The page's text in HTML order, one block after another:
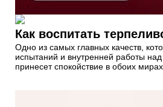
Как воспитать
Одно из самых главных качеств,
испытаний и внутренней работы
принесет спокойствие в обоих мирах.